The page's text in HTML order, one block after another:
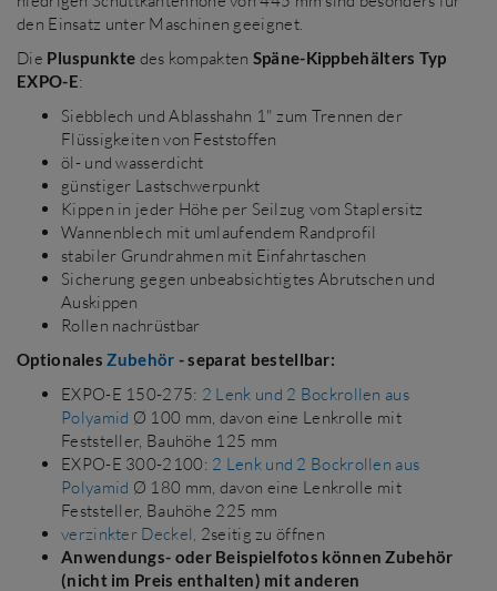
den Einsatz unter Maschinen geeignet.
Die Pluspunkte des kompakten Späne-Kippbehälters Typ
EXPO-E:
Siebblech und Ablasshahn 1" zum Trennen der
Flüssigkeiten von Feststoffen
öl- und wasserdicht
günstiger Lastschwerpunkt
Kippen in jeder Höhe per Seilzug vom Staplersitz
Wannenblech mit umlaufendem Randprofil
stabiler Grundrahmen mit Einfahrtaschen
Sicherung gegen unbeabsichtigtes Abrutschen und
Auskippen
Rollen nachrüstbar
OptionalesZubehör - separat bestellbar:
EXPO-E 150-275: 2 Lenk und 2 Bockrollen aus
Polyamid Ø 100 mm, davon eine Lenkrolle mit
Feststeller, Bauhöhe 125 mm
EXPO-E 300-2100: 2 Lenk und 2 Bockrollen aus
Polyamid Ø 180 mm, davon eine Lenkrolle mit
Feststeller, Bauhöhe 225 mm
verzinkter Deckel, 2seitig zu öffnen
Anwendungs- oder Beispielfotos können Zubehör
(nicht im Preis enthalten) mit anderen